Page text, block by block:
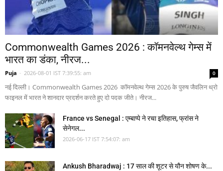
Commonwealth Games 2026 : कॉमनवेल्थ गेम्स में
भारत का डंका, नीरज...
Puja - 2026-08-01 IST 7:39:55: am 0
नई दिल्ली। Commonwealth Games 2026 कॉमनवेल्थ गेम्स 2026 के पुरुष जैवलिन थ्रो
फाइनल में भारत ने शानदार प्रदर्शन करते हुए दो पदक जीते। नीरज...
France vs Senegal : एम्बाप्पे ने रचा इतिहास, फ्रांस ने
सेनेगल...
2026-06-17 IST 7:54:07: am
Ankush Bharadwaj : 17 साल की शूटर से यौन शोषण के...